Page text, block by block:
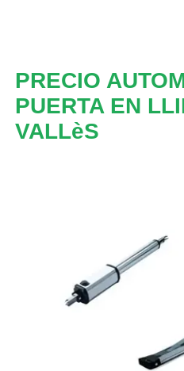
PRECIO
PUERTA EN
VALLèS